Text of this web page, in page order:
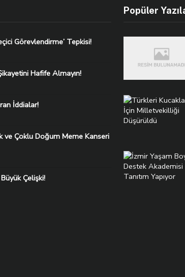
Görevlendirme’ Tepkisi!
Hafife Almayın!
İddialar!
ve Çoklu Doğum Meme Kanseri
Çelişki!
Popüler